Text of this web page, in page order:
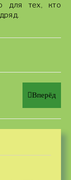
для тех, кто
Вперёд